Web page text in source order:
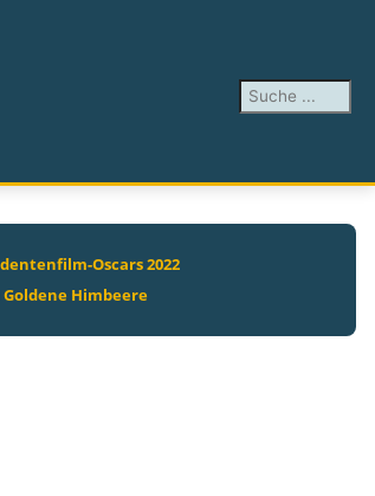
Suchen ...
Oscars 2022
Goldene Himbeere